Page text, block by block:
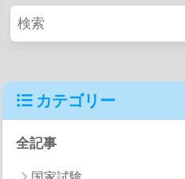
カテゴリー
全記事